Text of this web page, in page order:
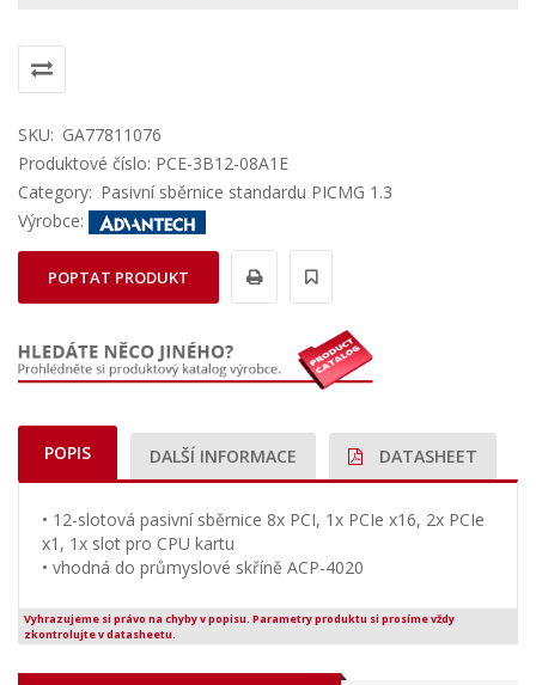
SKU: GA77811076
Produktové číslo: PCE-3B12-08A1E
Category: Pasivní sběrnice standardu PICMG 1.3
Výrobce:
POPTAT PRODUKT
POPIS DALŠÍ INFORMACE DATASHEET
• 12-slotová pasivní sběrnice 8x PCI, 1x PCIe x16, 2x PCIe
x1, 1x slot pro CPU kartu
• vhodná do průmyslové skříně ACP-4020
Vyhrazujeme si právo na chyby v popisu. Parametry produktu si prosíme vždy
zkontrolujte v datasheetu.